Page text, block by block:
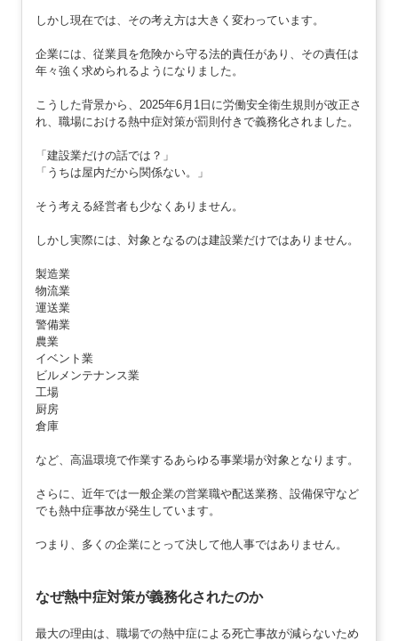
しかし現在では、その考え方は大きく変わっています。
企業には、従業員を危険から守る法的責任があり、その責任は
年々強く求められるようになりました。
こうした背景から、2025年6月1日に労働安全衛生規則が改正さ
れ、職場における熱中症対策が罰則付きで義務化されました。
「建設業だけの話では？」
「うちは屋内だから関係ない。」
そう考える経営者も少なくありません。
しかし実際には、対象となるのは建設業だけではありません。
製造業
物流業
運送業
警備業
農業
イベント業
ビルメンテナンス業
工場
厨房
倉庫
など、高温環境で作業するあらゆる事業場が対象となります。
さらに、近年では一般企業の営業職や配送業務、設備保守など
でも熱中症事故が発生しています。
つまり、多くの企業にとって決して他人事ではありません。
なぜ熱中症対策が義務化されたのか
最大の理由は、職場での熱中症による死亡事故が減らないため